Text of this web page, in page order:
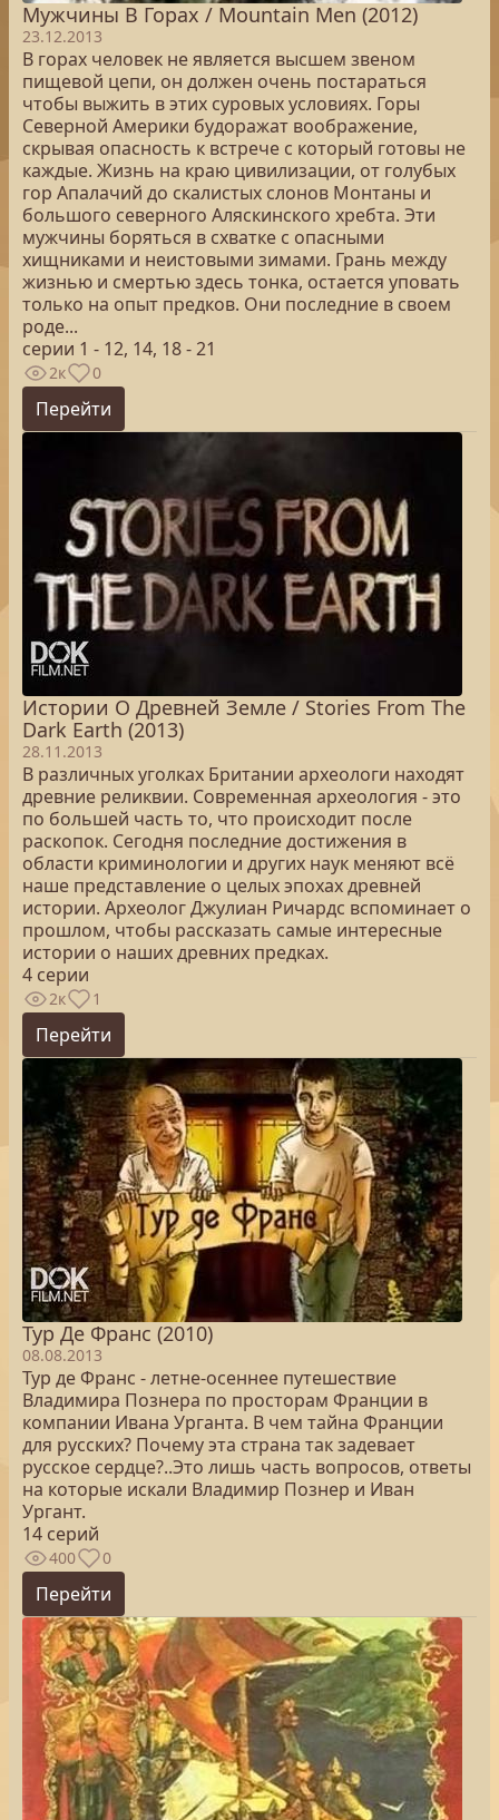
Мужчины В Горах / Mountain Men (2012)
23.12.2013
В горах человек не является высшем звеном
пищевой цепи, он должен очень постараться
чтобы выжить в этих суровых условиях. Горы
Северной Америки будоражат воображение,
скрывая опасность к встрече с который готовы не
каждые. Жизнь на краю цивилизации, от голубых
гор Апалачий до скалистых слонов Монтаны и
большого северного Аляскинского хребта. Эти
мужчины боряться в схватке с опасными
хищниками и неистовыми зимами. Грань между
жизнью и смертью здесь тонка, остается уповать
только на опыт предков. Они последние в своем
роде...
серии 1 - 12, 14, 18 - 21
2к 0
Перейти
Истории О Древней Земле / Stories From The
Dark Earth (2013)
28.11.2013
В различных уголках Британии археологи находят
древние реликвии. Современная археология - это
по большей часть то, что происходит после
раскопок. Сегодня последние достижения в
области криминологии и других наук меняют всё
наше представление о целых эпохах древней
истории. Археолог Джулиан Ричардс вспоминает о
прошлом, чтобы рассказать самые интересные
истории о наших древних предках.
4 серии
2к 1
Перейти
Тур Де Франс (2010)
08.08.2013
Тур де Франс - летне-осеннее путешествие
Владимира Познера по просторам Франции в
компании Ивана Урганта. В чем тайна Франции
для русских? Почему эта страна так задевает
русское сердце?..Это лишь часть вопросов, ответы
на которые искали Владимир Познер и Иван
Ургант.
14 серий
400 0
Перейти